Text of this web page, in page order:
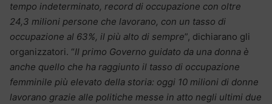
tempo indeterminato, record di occupazione con oltre
24,3 milioni persone che lavorano, con un tasso di
occupazione al 63%, il più alto di sempre”, dichiarano gli
organizzatori. “Il primo Governo guidato da una donna è
anche quello che ha raggiunto il tasso di occupazione
femminile più elevato della storia: oggi 10 milioni di donne
lavorano grazie alle politiche messe in atto negli ultimi due